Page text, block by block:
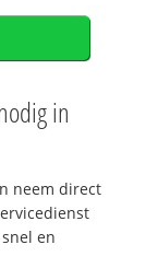
in
neem direct
en